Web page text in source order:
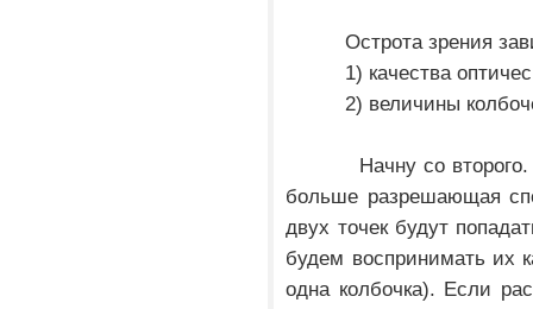
Острота зрения
1) качества
2) величины колбочек
Начну со второго.
больше разрешающая
двух точек будут
будем воспринимать их
одна колбочка). Если